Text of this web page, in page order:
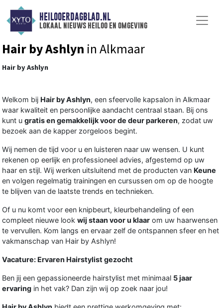
HEILOOERDAGBLAD.NL
lokaal nieuws heiloo en omgeving
Hair by Ashlyn in Alkmaar
Hair by Ashlyn
Welkom bij Hair by Ashlyn, een sfeervolle kapsalon in Alkmaar
waar kwaliteit en persoonlijke aandacht centraal staan. Bij ons
kunt u gratis en gemakkelijk voor de deur parkeren, zodat uw
bezoek aan de kapper zorgeloos begint.
Wij nemen de tijd voor u en luisteren naar uw wensen. U kunt
rekenen op eerlijk en professioneel advies, afgestemd op uw
haar en stijl. Wij werken uitsluitend met de producten van Keune
en volgen regelmatig trainingen en cursussen om op de hoogte
te blijven van de laatste trends en technieken.
Of u nu komt voor een knipbeurt, kleurbehandeling of een
compleet nieuwe look wij staan voor u klaar om uw haarwensen
te vervullen. Kom langs en ervaar zelf de ontspannen sfeer en het
vakmanschap van Hair by Ashlyn!
Vacature: Ervaren Hairstylist gezocht
Ben jij een gepassioneerde hairstylist met minimaal 5 jaar
ervaring in het vak? Dan zijn wij op zoek naar jou!